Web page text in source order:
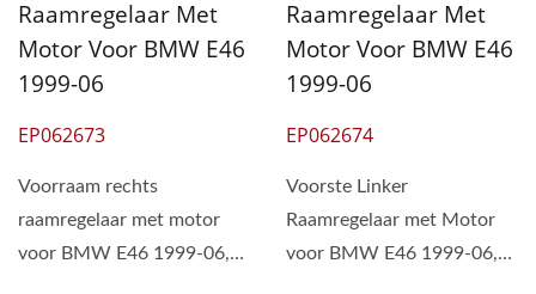
Raamregelaar Met
Motor Voor BMW E46
1999-06
EP062673
Voorraam rechts
raamregelaar met motor
voor BMW E46 1999-06,
Raamregelaar Met
Motor Voor BMW E46
1999-06
EP062674
Voorste Linker
Raamregelaar met Motor
voor BMW E46 1999-06,